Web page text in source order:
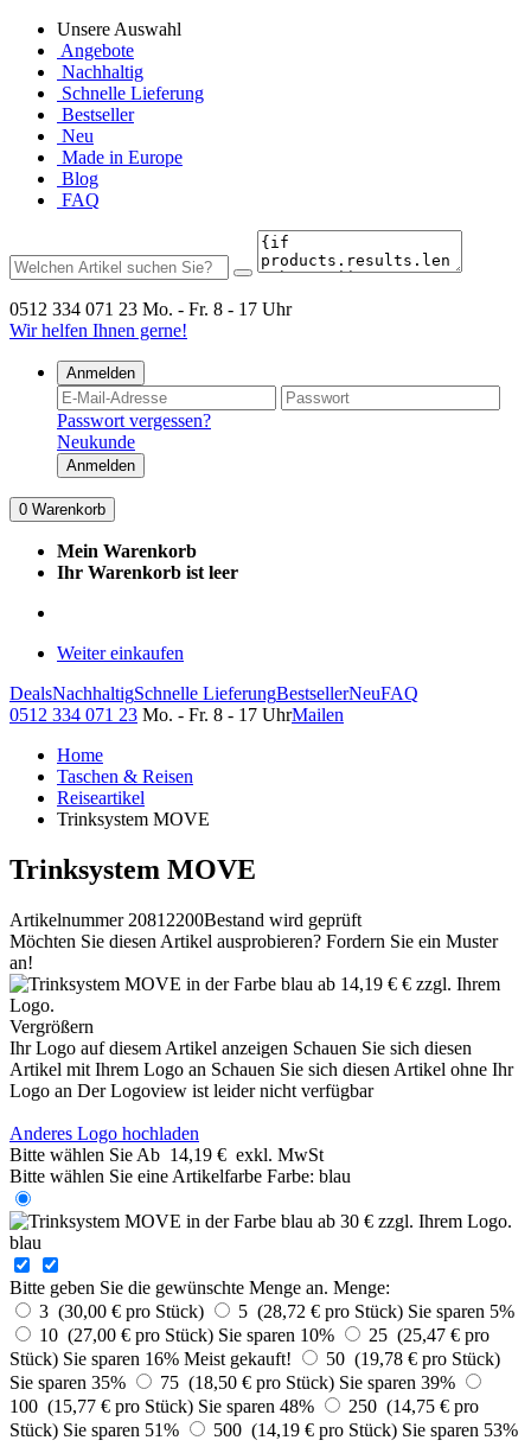
Unsere Auswahl
Angebote
Nachhaltig
Schnelle Lieferung
Bestseller
Neu
Made in Europe
Blog
FAQ
0512 334 071 23 Mo. - Fr. 8 - 17 Uhr
Wir helfen Ihnen gerne!
Anmelden
Passwort vergessen?
Neukunde
Anmelden
0 Warenkorb
Mein Warenkorb
Ihr Warenkorb ist leer
Weiter einkaufen
DealsNachhaltigSchnelle LieferungBestsellerNeuFAQ
0512 334 071 23 Mo. - Fr. 8 - 17 UhrMailen
Home
Taschen & Reisen
Reiseartikel
Trinksystem MOVE
Trinksystem MOVE
Artikelnummer 20812200Bestand wird geprüft
Möchten Sie diesen Artikel ausprobieren? Fordern Sie ein Muster
an!
Vergrößern
Ihr Logo auf diesem Artikel anzeigen Schauen Sie sich diesen
Artikel mit Ihrem Logo an Schauen Sie sich diesen Artikel ohne Ihr
Logo an Der Logoview ist leider nicht verfügbar
Anderes Logo hochladen
Bitte wählen Sie Ab 14,19 € exkl. MwSt
Bitte wählen Sie eine Artikelfarbe Farbe: blau
blau
Bitte geben Sie die gewünschte Menge an. Menge:
3 (30,00 € pro Stück)
5 (28,72 € pro Stück) Sie sparen 5%
10 (27,00 € pro Stück) Sie sparen 10%
25 (25,47 € pro
Stück) Sie sparen 16% Meist gekauft!
50 (19,78 € pro Stück)
Sie sparen 35%
75 (18,50 € pro Stück) Sie sparen 39%
100 (15,77 € pro Stück) Sie sparen 48%
250 (14,75 € pro
Stück) Sie sparen 51% 500 (14,19 € pro Stück) Sie sparen 53%